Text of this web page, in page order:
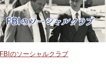
FBIのソーシャルクラブ